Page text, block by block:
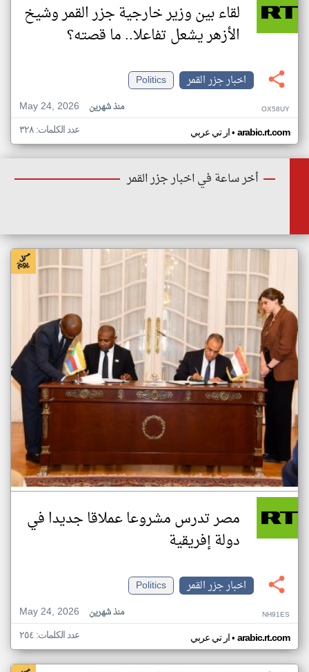
لقاء بين وزير خارجية جزر القمر وشيخ
الأزهر يشعل تفاعلا.. ما قصته؟
اخبار جزر القمر
Politics
May 24, 2026
منذ شهرين OX58UY
ار تي عربي• arabic.rt.com عدد الكلمات: ٣٢٨
أخر ساعة في اخبار جزر القمر
مصر تدرس مشروعا عملاقا جديدا في
دولة إفريقية
اخبار جزر القمر
Politics
May 24, 2026
منذ شهرين NH91ES
ار تي عربي• arabic.rt.com عدد الكلمات: ٢٥٤